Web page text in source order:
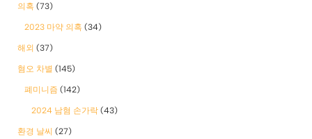
의혹 (73)
2023 마약 의혹 (34)
해외 (37)
혐오 차별 (145)
폐미니즘 (142)
2024 남혐 손가락 (43)
환경 날씨 (27)